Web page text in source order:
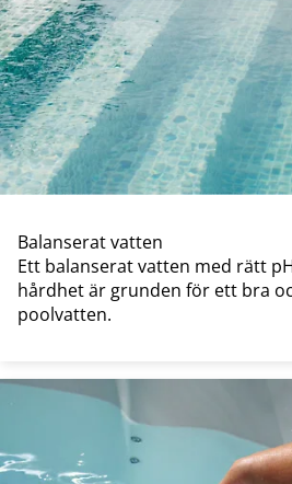
Balanserat vatten
Ett balanserat vatten med rätt
hårdhet är grunden för ett bra
poolvatten.